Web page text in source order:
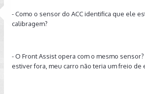
- Como o sensor do ACC identifica que ele
calibragem?
- O Front Assist opera com o mesmo sensor?
estiver fora, meu carro não teria um freio de